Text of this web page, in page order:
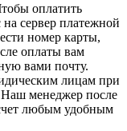
оплатить
на сервер платежной
номер карты,
оплаты вам
вами почту.
лицам при
менеджер после
любым удобным